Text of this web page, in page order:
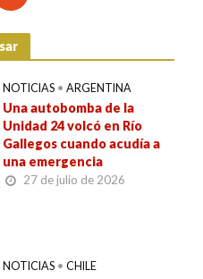
NOTICIAS • ARGENTINA
Una autobomba de la
Unidad 24 volcó en Río
Gallegos cuando acudía a
una emergencia
27 de julio de 2026
NOTICIAS • CHILE